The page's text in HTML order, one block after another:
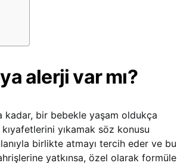
alerji var mı?
kadar, bir bebekle yaşam oldukça
yıkamak söz konusu
birlikte atmayı tercih eder ve bu
yatkınsa, özel olarak formüle